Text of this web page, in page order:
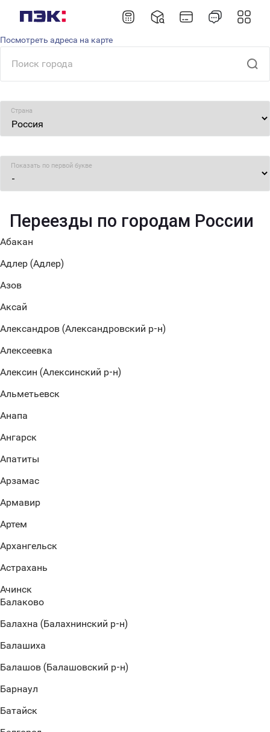
Посмотреть адреса на карте
Страна
Показать по первой букве
Переезды по городам России
Абакан
Адлер (Адлер)
Азов
Аксай
Александров (Александровский р-н)
Алексеевка
Алексин (Алексинский р-н)
Альметьевск
Анапа
Ангарск
Апатиты
Арзамас
Армавир
Артем
Архангельск
Астрахань
Ачинск
Балаково
Балахна (Балахнинский р-н)
Балашиха
Балашов (Балашовский р-н)
Барнаул
Батайск